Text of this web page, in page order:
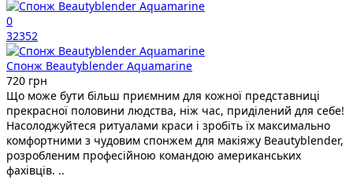
0
32352
Спонж Beautyblender Aquamarine
720 грн
Що може бути більш приємним для кожної представниці
прекрасної половини людства, ніж час, приділений для себе!
Насолоджуйтеся ритуалами краси і зробіть їх максимально
комфортними з чудовим спонжем для макіяжу Beautyblender,
розробленим професійною командою американських
фахівців. ..